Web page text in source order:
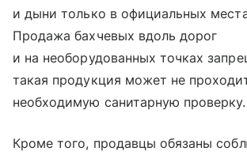
и дыни только в официальных
Продажа бахчевых вдоль дорог
и на необорудованных точках
такая продукция может не
необходимую санитарную проверку.
Кроме того, продавцы обязаны